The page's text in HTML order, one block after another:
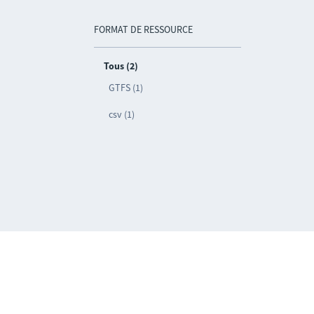
FORMAT DE RESSOURCE
Tous (2)
GTFS (1)
csv (1)